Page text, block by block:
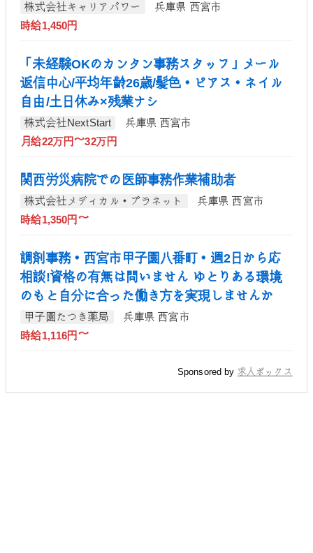
株式会社キャリアパワー
兵庫県 西宮市
時給1,450円
「未経験OKのカンタン事務スタッフ」メール
返信中心/平均年齢26歳/髪色・ピアス・ネイル
自由/土日休み×残業ナシ
株式会社NextStart
兵庫県 西宮市
月給22万円～32万円
関西労災病院での医師事務作業補助者
株式会社メディカル・プラネット
兵庫県 西宮市
時給1,350円～
調剤事務・西宮市甲子園八番町・週2日から応
相談!資格の有無は問いません ゆとりある環境
のもと自分に合った働き方を実現しませんか
甲子園たつき薬局
兵庫県 西宮市
時給1,116円～
Sponsored by 求人ボックス